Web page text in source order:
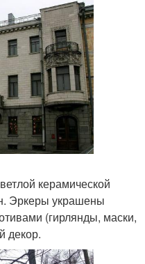
керамической
Эркеры украшены
(гирлянды, маски,
декор.